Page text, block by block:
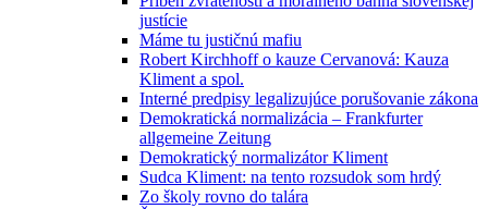
justície
Máme tu justičnú mafiu
Robert Kirchhoff o kauze Cervanová: Kauza
Kliment a spol.
Interné predpisy legalizujúce porušovanie zákona
Demokratická normalizácia – Frankfurter
allgemeine Zeitung
Demokratický normalizátor Kliment
Sudca Kliment: na tento rozsudok som hrdý
Zo školy rovno do talára